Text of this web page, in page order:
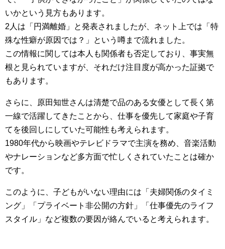
いかという見方もあります。
2人は「円満離婚」と発表されましたが、ネット上では「特
殊な性癖が原因では？」という噂まで流れました。
この情報に関しては本人も関係者も否定しており、事実無
根と見られていますが、それだけ注目度が高かった証拠で
もあります。
さらに、原田知世さんは清楚で品のある女優として長く第
一線で活躍してきたことから、仕事を優先して家庭や子育
てを後回しにしていた可能性も考えられます。
1980年代から映画やテレビドラマで主演を務め、音楽活動
やナレーションなど多方面で忙しくされていたことは確か
です。
このように、子どもがいない理由には「夫婦関係のタイミ
ング」「プライベート非公開の方針」「仕事優先のライフ
スタイル」など複数の要因が絡んでいると考えられます。